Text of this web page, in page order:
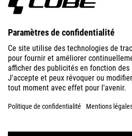
ABOUT US
EXPLORE